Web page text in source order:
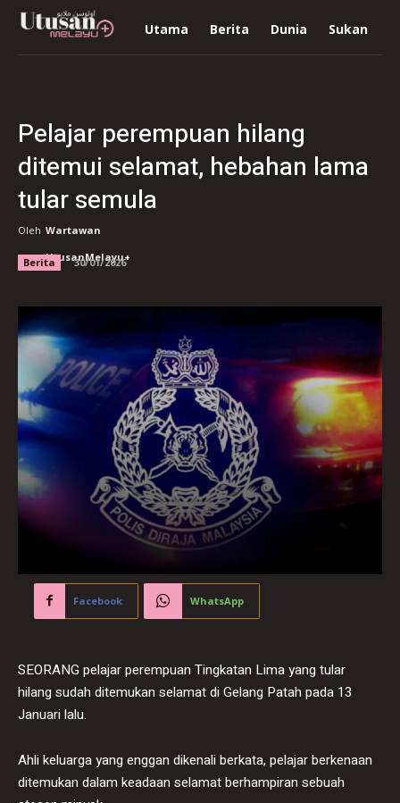
Utama Berita Dunia Sukan
Pelajar perempuan hilang
ditemui selamat, hebahan lama
tular semula
Oleh Wartawan
UtusanMelayu+
Berita 30/01/2026
Facebook WhatsApp
SEORANG pelajar perempuan Tingkatan Lima yang tular
hilang sudah ditemukan selamat di Gelang Patah pada 13
Januari lalu.
Ahli keluarga yang enggan dikenali berkata, pelajar berkenaan
ditemukan dalam keadaan selamat berhampiran sebuah